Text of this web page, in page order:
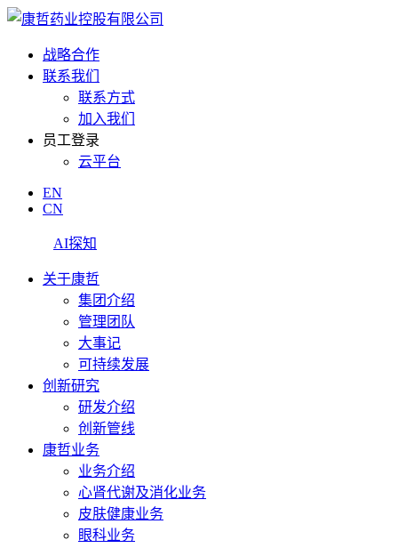
战略合作
联系我们
联系方式
加入我们
员工登录
云平台
EN
CN
AI探知
关于康哲
集团介绍
管理团队
大事记
可持续发展
创新研究
研发介绍
创新管线
康哲业务
业务介绍
心肾代谢及消化业务
皮肤健康业务
眼科业务